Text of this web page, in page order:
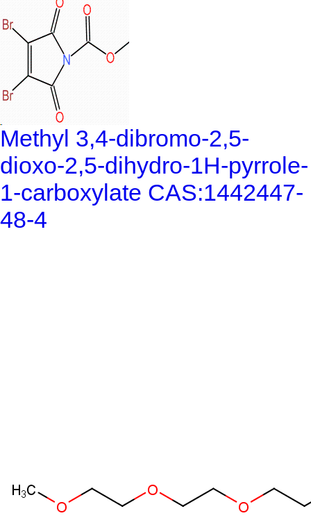
Methyl 3,4-dibromo-2,5-
dioxo-2,5-dihydro-1H-pyrrole-
1-carboxylate CAS:1442447-
48-4